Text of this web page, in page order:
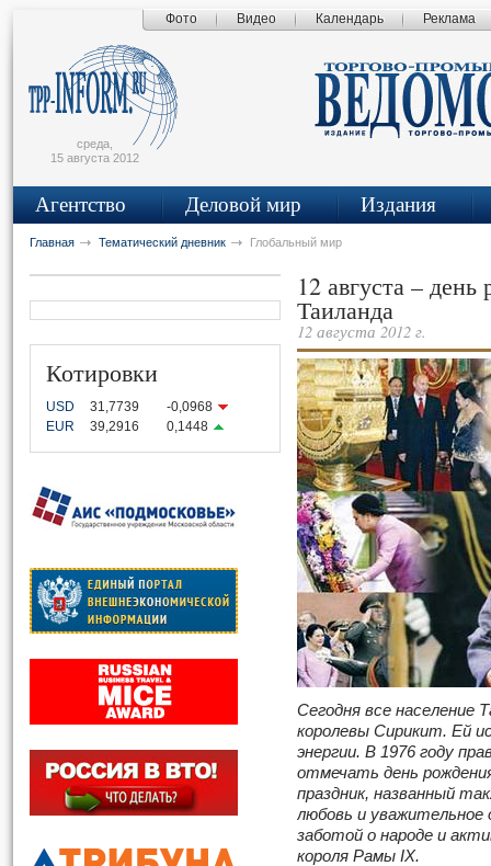
Фото Видео Календарь Реклама
среда,
15 августа 2012
Агентство Деловой мир Издания
Главная Тематический дневник Глобальный мир
Котировки
USD 31,7739
-0,0968
EUR
39,2916 0,1448
12 августа –
Таиланда
12 августа 2012 г.
Сегодня все население
королевы Сирикит. Ей
энергии. В 1976 году
отмечать день
праздник, названный
любовь и уважительное
заботой о народе и
короля Рамы IX.